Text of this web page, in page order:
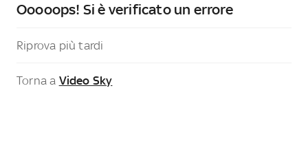
Ooooops! Si è verificato un errore
Riprova più tardi
Torna a Video Sky